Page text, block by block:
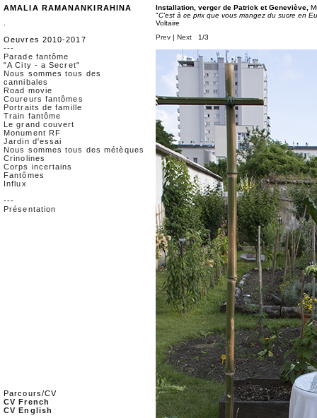
AMALIA RAMANANKIRAHINA
Oeuvres 2010-2017
---
Parade fantôme
"A City - a Secret"
Nous sommes tous des
cannibales
Road movie
Coureurs fantômes
Portraits de famille
Train fantôme
Le grand couvert
Monument RF
Jardin d'essai
Nous sommes tous des métèques
Crinolines
Corps incertains
Fantômes
Influx
---
Présentation
Parcours/CV
CV French
CV English
Installation, verger de Patrick et Geneviève,
"C'est à ce prix que vous mangez du sucre en
Voltaire
Prev | Next 1/3